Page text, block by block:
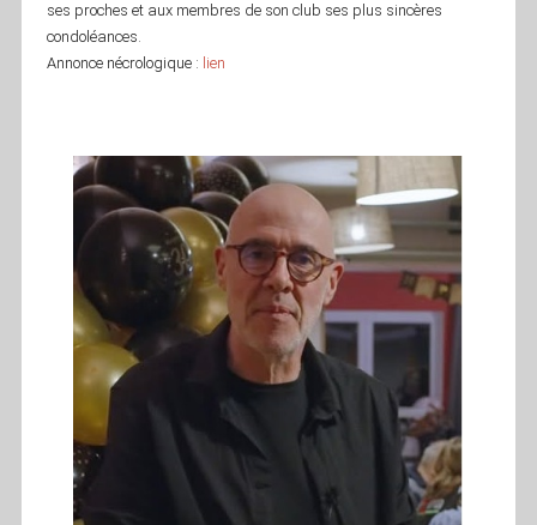
ses proches et aux membres de son club ses plus sincères
condoléances.
Annonce nécrologique : lien